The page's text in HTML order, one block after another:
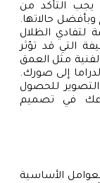
يجب التأكد من
حالاتها.
لتفادي الظلال
التي قد تؤثر
مثل العمق
إلى صورك.
للحصول
في تصميم
الأساسية